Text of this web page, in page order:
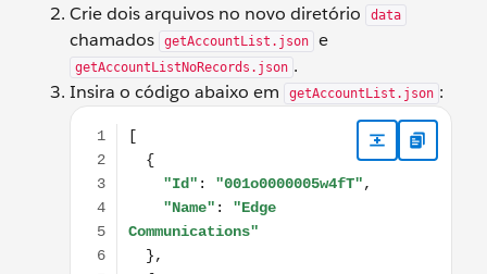
Crie dois arquivos no novo diretório
data
chamados getAccountList.json e
getAccountListNoRecords.json .
Insira o código abaixo em
getAccountList.json :
[ { "Id": "001o0000005w4fT", "Name": "Edge